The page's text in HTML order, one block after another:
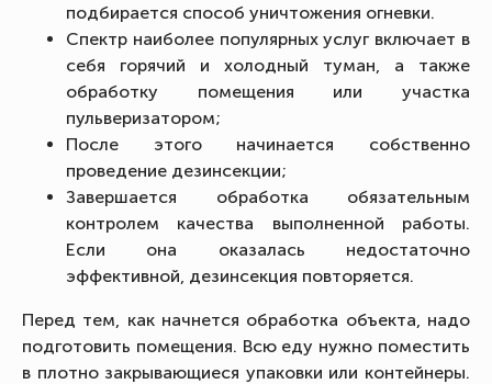
подбирается способ уничтожения огневки.
Спектр наиболее популярных услуг включает в
себя горячий и холодный туман, а также
обработку помещения или участка
пульверизатором;
После этого начинается собственно
проведение дезинсекции;
Завершается обработка обязательным
контролем качества выполненной работы.
Если она оказалась недостаточно
эффективной, дезинсекция повторяется.
Перед тем, как начнется обработка объекта, надо
подготовить помещения. Всю еду нужно поместить
в плотно закрывающиеся упаковки или контейнеры.